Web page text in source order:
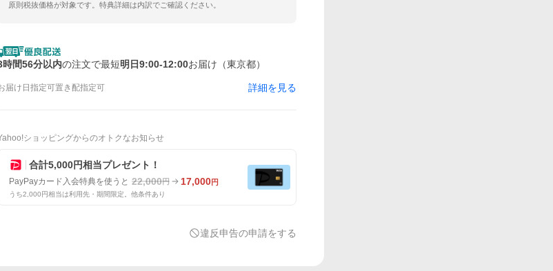
原則税抜価格が対象です。特典詳細は内訳でご確認ください。
時間56分以内の注文で最短明日9:00-12:00お届け（東京都）
届け日指定可置き配指定可 詳細を見る
ショッピングからのオトクなお知らせ
合計5,000円相当プレゼント！
PayPayカード入会特典を使うと 22,000円 17,000円
うち2,000円相当は利用先・期間限定。他条件あり
違反申告の申請をする